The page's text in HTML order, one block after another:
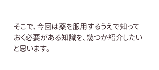
そこで、今回は薬を服用するうえで知って
おく必要がある知識を、幾つか紹介したい
と思います。